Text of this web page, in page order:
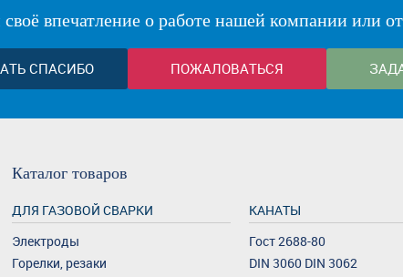
впечатление о работе нашей компании или
СПАСИБО ПОЖАЛОВАТЬСЯ
Каталог товаров
ДЛЯ ГАЗОВОЙ СВАРКИ
Электроды
Горелки, резаки
КАНАТЫ
Гост 2688-80
DIN 3060 DIN 3062